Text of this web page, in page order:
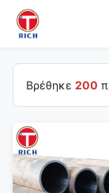
Βρέθηκε 200